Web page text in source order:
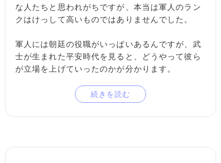
な人たちと思われがちですが、本当は軍人のラン
クはけっして高いものではありませんでした。
軍人には朝廷の役職がいっぱいあるんですが、武
士が生まれた平安時代を見ると、どうやって彼ら
が立場を上げていったのかが分かります。
続きを読む